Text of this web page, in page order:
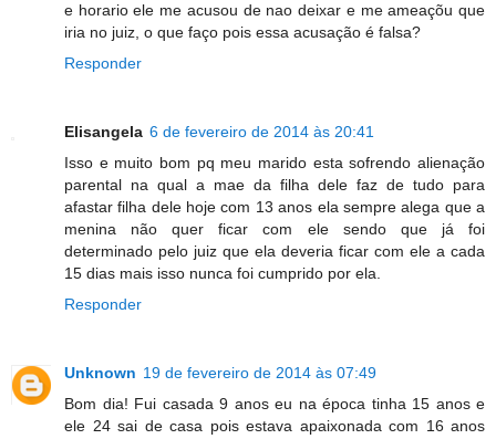
e horario ele me acusou de nao deixar e me ameaçõu que
iria no juiz, o que faço pois essa acusação é falsa?
Responder
Elisangela 6 de fevereiro de 2014 às 20:41
Isso e muito bom pq meu marido esta sofrendo alienação
parental na qual a mae da filha dele faz de tudo para
afastar filha dele hoje com 13 anos ela sempre alega que a
menina não quer ficar com ele sendo que já foi
determinado pelo juiz que ela deveria ficar com ele a cada
15 dias mais isso nunca foi cumprido por ela.
Responder
Unknown 19 de fevereiro de 2014 às 07:49
Bom dia! Fui casada 9 anos eu na época tinha 15 anos e
ele 24 sai de casa pois estava apaixonada com 16 anos